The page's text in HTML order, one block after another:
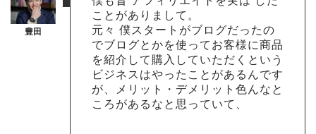
ことがありまして。
元々 僕スタートがブログだったの
でブログとかを使ってお客様に商品
を紹介して購入していただくという
ビジネスはやったことがあるんです
が、メリット・デメリット色んなと
ころがあるなと思っていて、